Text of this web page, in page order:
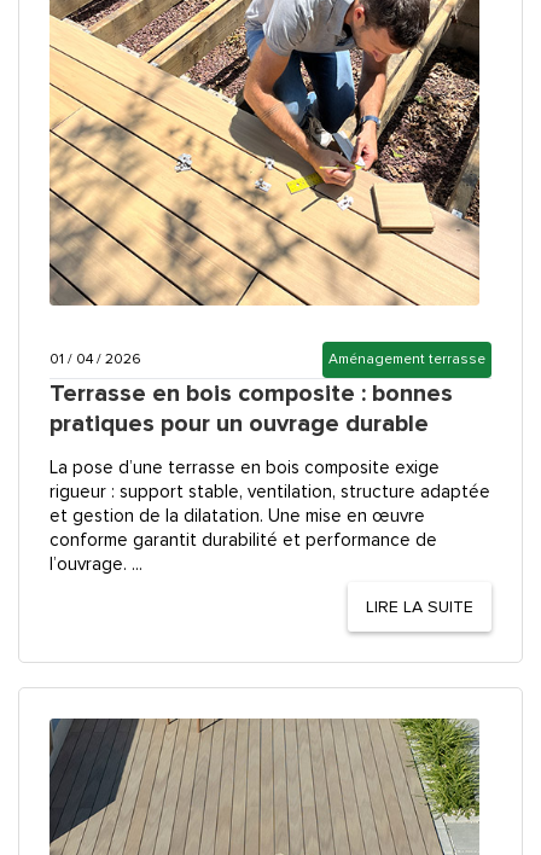
01 / 04 / 2026 Aménagement terrasse
Terrasse en bois composite : bonnes
pratiques pour un ouvrage durable
La pose d’une terrasse en bois composite exige
rigueur : support stable, ventilation, structure adaptée
et gestion de la dilatation. Une mise en œuvre
conforme garantit durabilité et performance de
l’ouvrage. ...
LIRE LA SUITE